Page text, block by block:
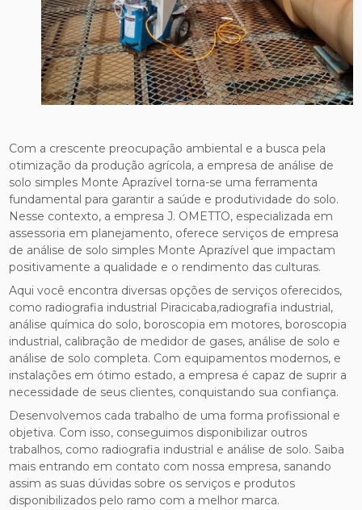
Com a crescente preocupação ambiental e a busca pela
otimização da produção agrícola, a empresa de análise de
solo simples Monte Aprazível torna-se uma ferramenta
fundamental para garantir a saúde e produtividade do solo.
Nesse contexto, a empresa J. OMETTO, especializada em
assessoria em planejamento, oferece serviços de empresa
de análise de solo simples Monte Aprazível que impactam
positivamente a qualidade e o rendimento das culturas.
Aqui você encontra diversas opções de serviços oferecidos,
como radiografia industrial Piracicaba,radiografia industrial,
análise química do solo, boroscopia em motores, boroscopia
industrial, calibração de medidor de gases, análise de solo e
análise de solo completa. Com equipamentos modernos, e
instalações em ótimo estado, a empresa é capaz de suprir a
necessidade de seus clientes, conquistando sua confiança.
Desenvolvemos cada trabalho de uma forma profissional e
objetiva. Com isso, conseguimos disponibilizar outros
trabalhos, como radiografia industrial e análise de solo. Saiba
mais entrando em contato com nossa empresa, sanando
assim as suas dúvidas sobre os serviços e produtos
disponibilizados pelo ramo com a melhor marca.